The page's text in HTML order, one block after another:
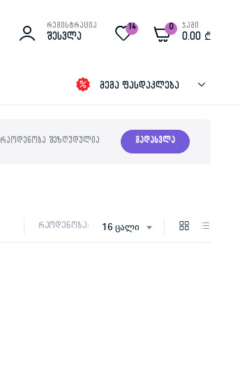
რეგისტრაცია
Შესვლა
14 0 ჯამი
0.00₾
მეგა ფასდაკლება
რაოდენობა შეზღუდულია გადასვლა
რაოდენობა: 16 ცალი